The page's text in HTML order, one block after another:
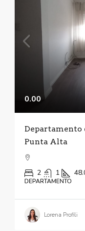
0.00
Departamento
Punta Alta
2 1
DEPARTAMENTO
Lorena Profili